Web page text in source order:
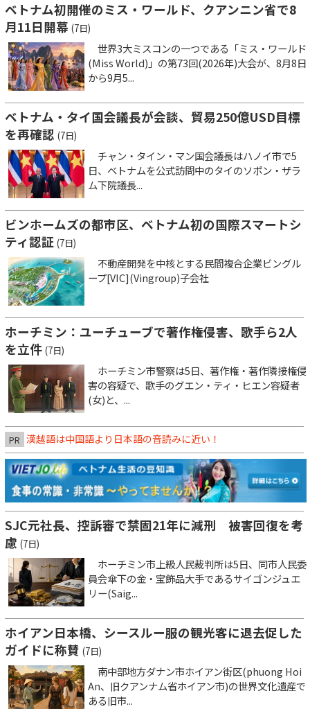
ベトナム初開催のミス・ワールド、クアンニン省で8
月11日開幕 (7日)
世界3大ミスコンの一つである「ミス・ワールド
(Miss World)」の第73回(2026年)大会が、8月8日
から9月5...
ベトナム・タイ国会議長が会談、貿易250億USD目標
を再確認 (7日)
チャン・タイン・マン国会議長はハノイ市で5
日、ベトナムを公式訪問中のタイのソポン・ザラ
ム下院議長...
ビンホームズの都市区、ベトナム初の国際スマートシ
ティ認証 (7日)
不動産開発を中核とする民間複合企業ビングル
ープ[VIC](Vingroup)子会社
ホーチミン：ユーチューブで著作権侵害、歌手ら2人
を立件 (7日)
ホーチミン市警察は5日、著作権・著作隣接権侵
害の容疑で、歌手のグエン・ティ・ヒエン容疑者
(女)と、...
PR 漢越語は中国語より日本語の音読みに近い！
SJC元社長、控訴審で禁固21年に減刑 被害回復を考
慮 (7日)
ホーチミン市上級人民裁判所は5日、同市人民委
員会傘下の金・宝飾品大手であるサイゴンジュエ
リー(Saig...
ホイアン日本橋、シースルー服の観光客に退去促した
ガイドに称賛 (7日)
南中部地方ダナン市ホイアン街区(phuong Hoi
An、旧クアンナム省ホイアン市)の世界文化遺産で
ある旧市...